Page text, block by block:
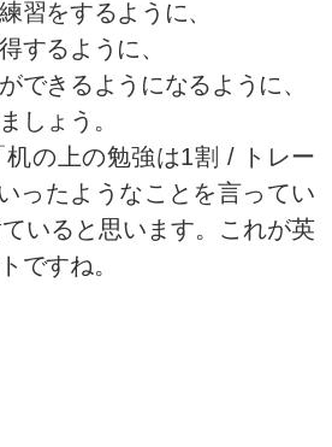
で英語が必要な方
められる訳で、英
ると逆にマイナス
きる」と評価され
か。